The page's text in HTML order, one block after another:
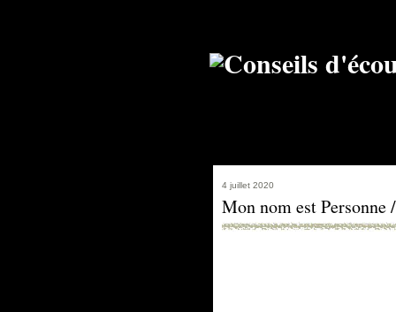
4 juillet 2020
Mon nom est